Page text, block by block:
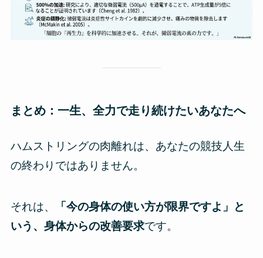
まとめ：一生、全力で走り続けたいあなたへ
ハムストリングの肉離れは、あなたの競技人生
の終わりではありません。
それは、
「今の身体の使い方が限界ですよ」と
いう、身体からの改善要求です。